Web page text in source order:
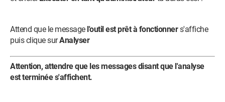
Attend que le message l'outil est prêt à fonctionners'affiche
puis clique surAnalyser
Attention, attendre que les messages disant que l'analyse
est terminée s'affichent.